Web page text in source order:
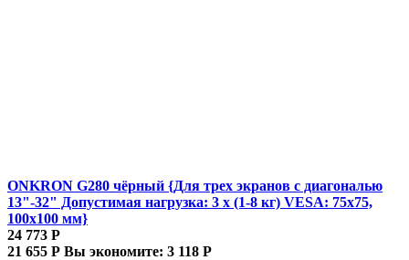
ONKRON G280 чёрный {Для трех экранов с диагональю
13"-32" Допустимая нагрузка: 3 x (1-8 кг) VESA: 75x75,
100x100 мм}
24 773 Р
21 655 Р Вы экономите: 3 118 Р